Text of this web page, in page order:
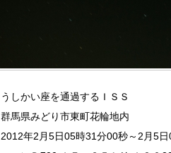
うしかい座を通過するＩＳＳ
群馬県みどり市東町花輪地内
2012年2月5日05時31分00秒～2月5